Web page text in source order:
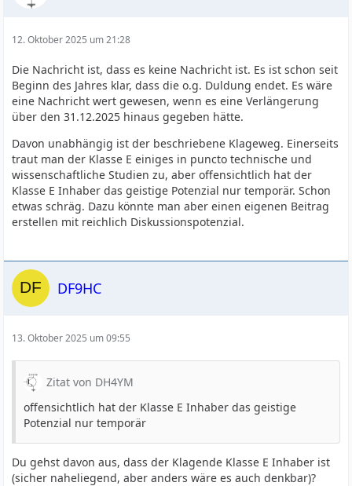
12. Oktober 2025 um 21:28
Die Nachricht ist, dass es keine Nachricht ist. Es ist schon seit
Beginn des Jahres klar, dass die o.g. Duldung endet. Es wäre
eine Nachricht wert gewesen, wenn es eine Verlängerung
über den 31.12.2025 hinaus gegeben hätte.
Davon unabhängig ist der beschriebene Klageweg. Einerseits
traut man der Klasse E einiges in puncto technische und
wissenschaftliche Studien zu, aber offensichtlich hat der
Klasse E Inhaber das geistige Potenzial nur temporär. Schon
etwas schräg. Dazu könnte man aber einen eigenen Beitrag
erstellen mit reichlich Diskussionspotenzial.
DF9HC
13. Oktober 2025 um 09:55
Zitat von DH4YM
offensichtlich hat der Klasse E Inhaber das geistige
Potenzial nur temporär
Du gehst davon aus, dass der Klagende Klasse E Inhaber ist
(sicher naheliegend, aber anders wäre es auch denkbar)?